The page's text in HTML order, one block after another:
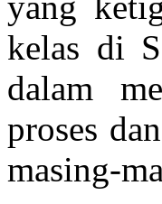
kelas di
dalam
proses
masing-